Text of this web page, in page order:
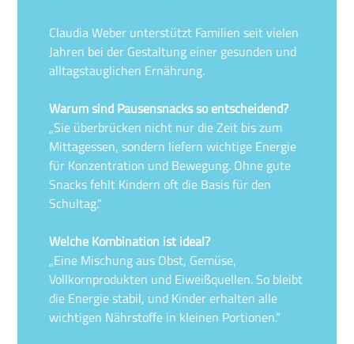
Claudia Weber unterstützt Familien seit vielen
Jahren bei der Gestaltung einer gesunden und
alltagstauglichen Ernährung.
Warum sind Pausensnacks so entscheidend?
„Sie überbrücken nicht nur die Zeit bis zum
Mittagessen, sondern liefern wichtige Energie
für Konzentration und Bewegung. Ohne gute
Snacks fehlt Kindern oft die Basis für den
Schultag.“
Welche Kombination ist ideal?
„Eine Mischung aus Obst, Gemüse,
Vollkornprodukten und Eiweißquellen. So bleibt
die Energie stabil, und Kinder erhalten alle
wichtigen Nährstoffe in kleinen Portionen.“